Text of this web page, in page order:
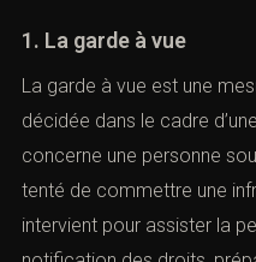
1. La garde à vue
La garde à vue est une
décidée dans le cadre
concerne une personne
tenté de commettre une
intervient pour assister la
rendez-vous